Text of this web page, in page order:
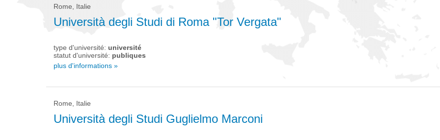
Rome, Italie
Università degli Studi di Roma "Tor Vergata"
type d'université: université
statut d'université: publiques
plus d'informations »
Rome, Italie
Università degli Studi Guglielmo Marconi